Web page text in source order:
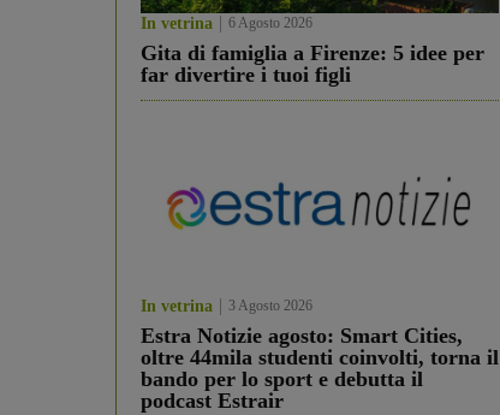
In vetrina 6 Agosto 2026
Gita di famiglia a Firenze: 5 idee per
far divertire i tuoi figli
In vetrina 3 Agosto 2026
Estra Notizie agosto: Smart Cities,
oltre 44mila studenti coinvolti, torna il
bando per lo sport e debutta il
podcast Estrair